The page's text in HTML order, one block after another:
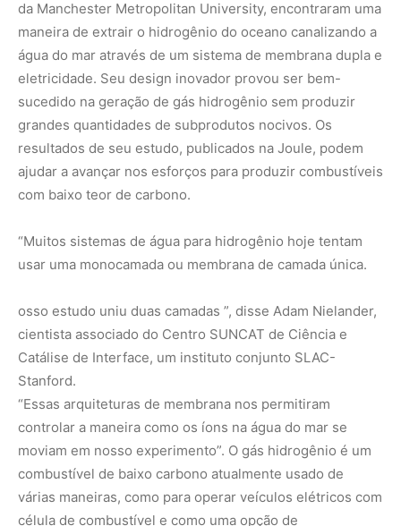
da Manchester Metropolitan University, encontraram uma
maneira de extrair o hidrogênio do oceano canalizando a
água do mar através de um sistema de membrana dupla e
eletricidade. Seu design inovador provou ser bem-
sucedido na geração de gás hidrogênio sem produzir
grandes quantidades de subprodutos nocivos. Os
resultados de seu estudo, publicados na Joule, podem
ajudar a avançar nos esforços para produzir combustíveis
com baixo teor de carbono.
“Muitos sistemas de água para hidrogênio hoje tentam
usar uma monocamada ou membrana de camada única.
osso estudo uniu duas camadas ”, disse Adam Nielander,
cientista associado do Centro SUNCAT de Ciência e
Catálise de Interface, um instituto conjunto SLAC-
Stanford.
“Essas arquiteturas de membrana nos permitiram
controlar a maneira como os íons na água do mar se
moviam em nosso experimento”. O gás hidrogênio é um
combustível de baixo carbono atualmente usado de
várias maneiras, como para operar veículos elétricos com
célula de combustível e como uma opção de